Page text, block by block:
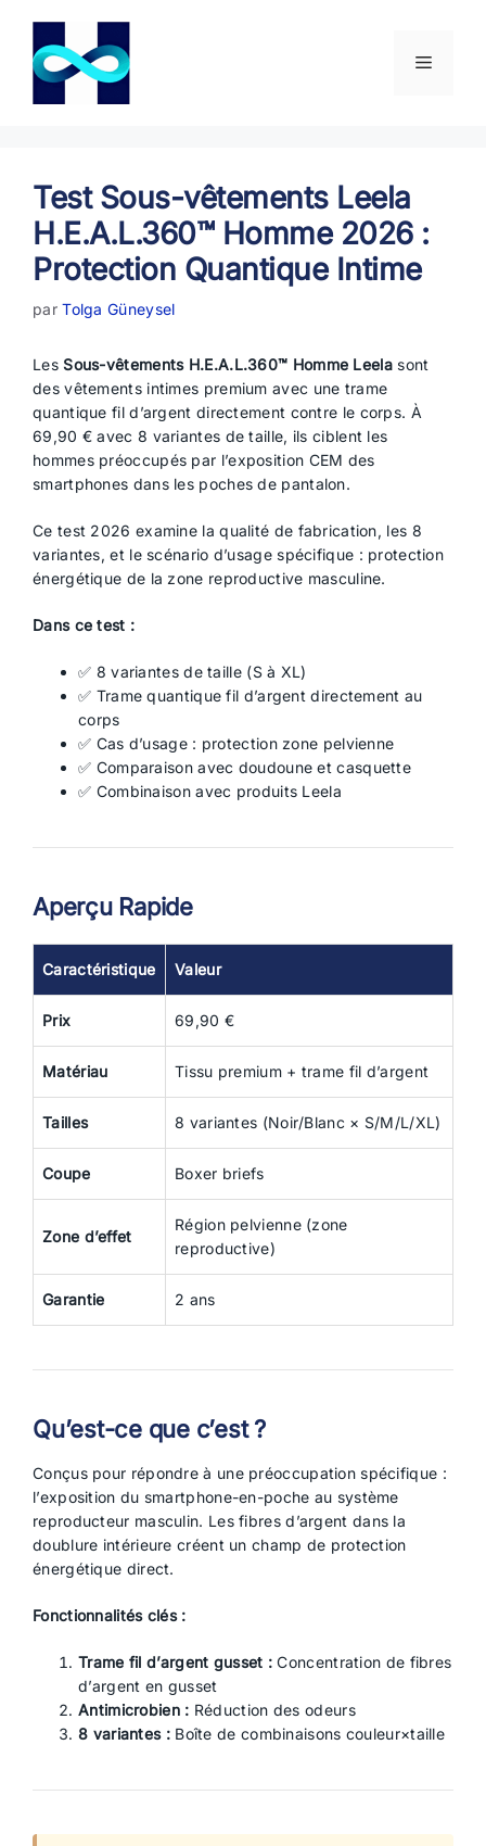
contenu
Menu
Test Sous-vêtements Leela
H.E.A.L.360™ Homme 2026 :
Protection Quantique Intime
parTolga Güneysel
Les Sous-vêtements H.E.A.L.360™ Homme Leelasont
des vêtements intimes premium avec une trame
quantique fil d’argent directement contre le corps. À
69,90 € avec 8 variantes de taille, ils ciblent les
hommes préoccupés par l’exposition CEM des
smartphones dans les poches de pantalon.
Ce test 2026 examine la qualité de fabrication, les 8
variantes, et le scénario d’usage spécifique : protection
énergétique de la zone reproductive masculine.
Dans ce test :
✅ 8 variantes de taille (S à XL)
✅ Trame quantique fil d’argent directement au
corps
✅ Cas d’usage : protection zone pelvienne
✅ Comparaison avec doudoune et casquette
✅ Combinaison avec produits Leela
Aperçu Rapide
Caractéristique Valeur
Prix 69,90 €
Matériau Tissu premium + trame fil d’argent
Tailles 8 variantes (Noir/Blanc × S/M/L/XL)
Coupe Boxer briefs
Zone d’effet
Région pelvienne (zone
reproductive)
Garantie 2 ans
Qu’est-ce que c’est ?
Conçus pour répondre à une préoccupation spécifique :
l’exposition du smartphone-en-poche au système
reproducteur masculin. Les fibres d’argent dans la
doublure intérieure créent un champ de protection
énergétique direct.
Fonctionnalités clés :
Trame fil d’argent gusset : Concentration de fibres
d’argent en gusset
Antimicrobien : Réduction des odeurs
8 variantes :Boîte de combinaisons couleur×taille